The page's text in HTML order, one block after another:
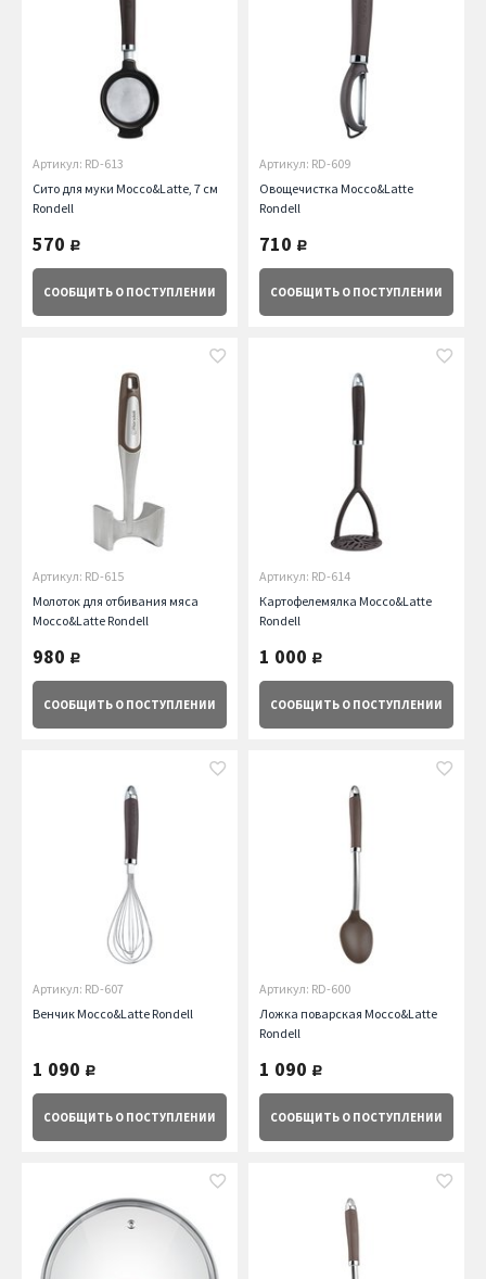
Артикул: RD-613
Сито для муки Mocco&Latte, 7 см
Rondell
570 руб.
СООБЩИТЬ О ПОСТУПЛЕНИИ
Артикул: RD-609
Овощечистка Mocco&Latte
Rondell
710 руб.
СООБЩИТЬ О ПОСТУПЛЕНИИ
Артикул: RD-615
Молоток для отбивания мяса
Mocco&Latte Rondell
980 руб.
СООБЩИТЬ О ПОСТУПЛЕНИИ
Артикул: RD-614
Картофелемялка Mocco&Latte
Rondell
1 000 руб.
СООБЩИТЬ О ПОСТУПЛЕНИИ
Артикул: RD-607
Венчик Mocco&Latte Rondell
1 090 руб.
СООБЩИТЬ О ПОСТУПЛЕНИИ
Артикул: RD-600
Ложка поварская Mocco&Latte
Rondell
1 090 руб.
СООБЩИТЬ О ПОСТУПЛЕНИИ